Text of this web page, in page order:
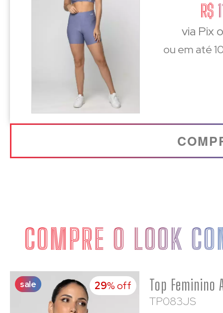
R$
via Pix
ou em até
COMPRE O LOOK
sale 29% off
TP083JS